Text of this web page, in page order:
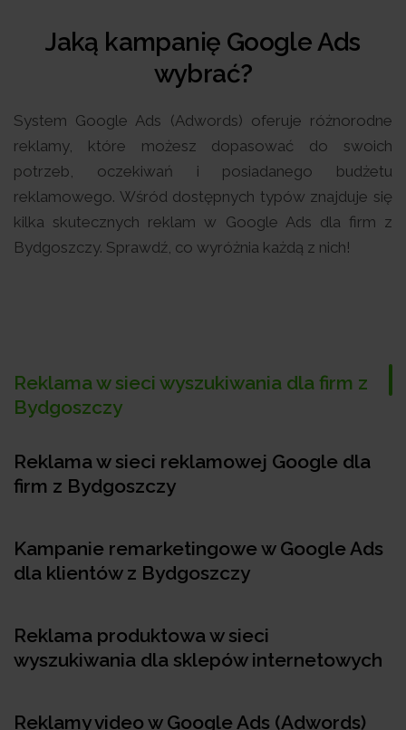
Jaką kampanię Google Ads
wybrać?
System Google Ads (Adwords) oferuje różnorodne
reklamy, które możesz dopasować do swoich
potrzeb, oczekiwań i posiadanego budżetu
reklamowego. Wśród dostępnych typów znajduje się
kilka skutecznych reklam w Google Ads dla firm z
Bydgoszczy. Sprawdź, co wyróżnia każdą z nich!
Reklama w sieci wyszukiwania dla firm z
Bydgoszczy
Reklama w sieci reklamowej Google dla
firm z Bydgoszczy
Kampanie remarketingowe w Google Ads
dla klientów z Bydgoszczy
Reklama produktowa w sieci
wyszukiwania dla sklepów internetowych
Reklamy video w Google Ads (Adwords)